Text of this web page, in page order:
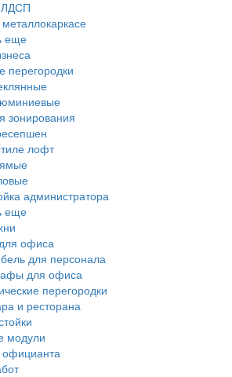
ЛДСП
еще
зонирования
лофт
администратора
еще
офиса
для персонала
для офиса
перегородки
и ресторана
модули